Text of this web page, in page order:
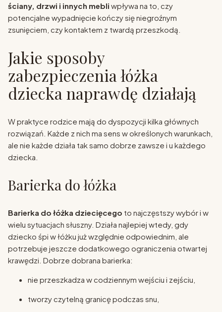
ściany, drzwi i innych mebli wpływa na to, czy
potencjalne wypadnięcie kończy się niegroźnym
zsunięciem, czy kontaktem z twardą przeszkodą.
Jakie sposoby
zabezpieczenia łóżka
dziecka naprawdę działają
W praktyce rodzice mają do dyspozycji kilka głównych
rozwiązań. Każde z nich ma sens w określonych warunkach,
ale nie każde działa tak samo dobrze zawsze i u każdego
dziecka.
Barierka do łóżka
Barierka do łóżka dziecięcego to najczęstszy wybór i w
wielu sytuacjach słuszny. Działa najlepiej wtedy, gdy
dziecko śpi w łóżku już względnie odpowiednim, ale
potrzebuje jeszcze dodatkowego ograniczenia otwartej
krawędzi. Dobrze dobrana barierka:
nie przeszkadza w codziennym wejściu i zejściu,
tworzy czytelną granicę podczas snu,